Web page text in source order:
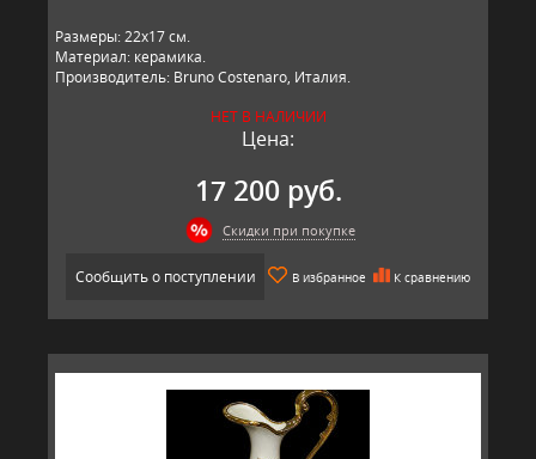
Размеры: 22х17 см.
Материал: керамика.
Производитель: Bruno Costenaro, Италия.
НЕТ В НАЛИЧИИ
Цена:
17 200 руб.
Скидки при покупке
Сообщить о поступлении В избранное К сравнению